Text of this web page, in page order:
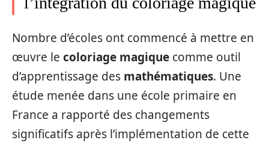
Nombre d’écoles ont commencé à mettre en
œuvre le coloriage magique comme outil
d’apprentissage des mathématiques. Une
étude menée dans une école primaire en
France a rapporté des changements
significatifs après l’implémentation de cette